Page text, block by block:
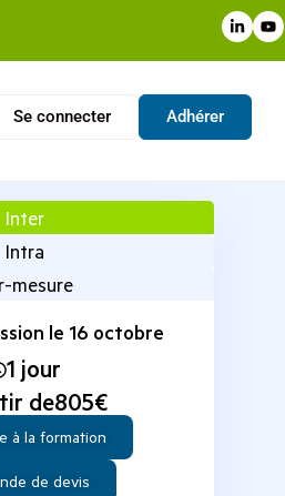
Se connecter Adhérer
Inter
Intra
mesure
le 16 octobre
1 jour
de805€
à la formation
de devis